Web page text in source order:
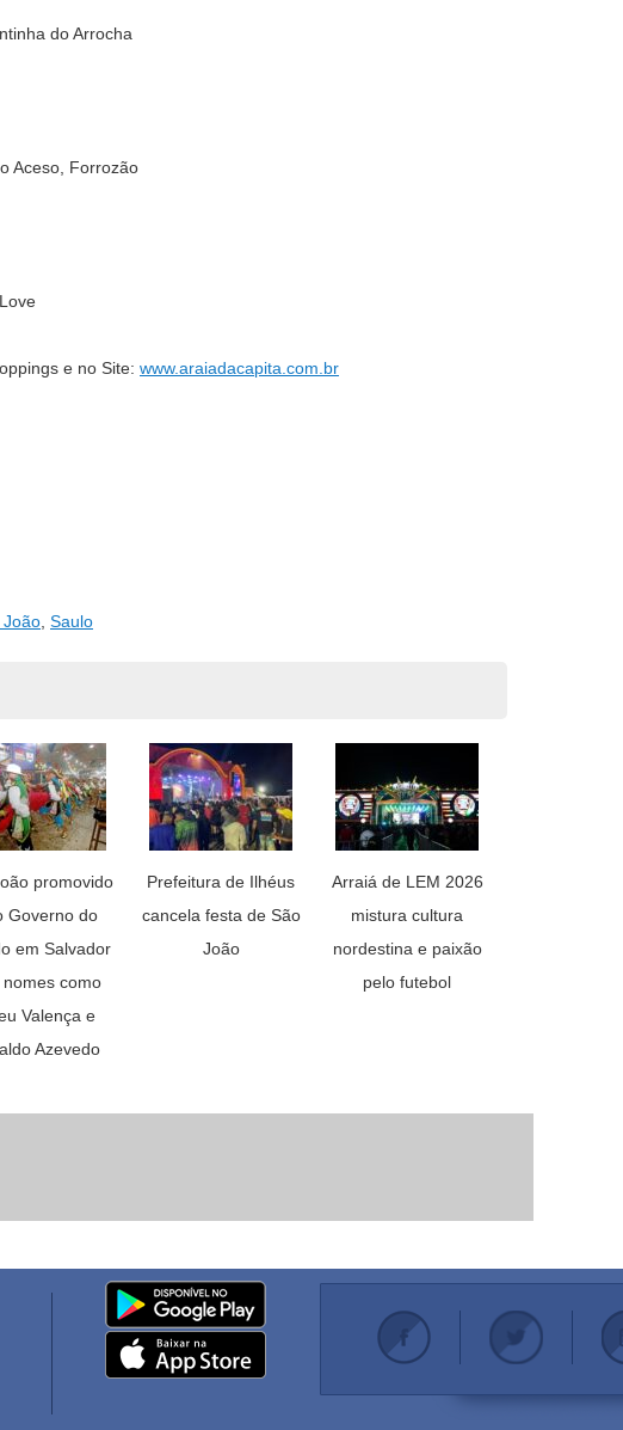
do Arrocha
Aceso, Forrozão
e no Site: www.araiadacapita.com.br
João Saulo
promovido
Governo do
em Salvador
como
Valença e
Azevedo
Prefeitura de Ilhéus
cancela festa de São
João
Arraiá de LEM 2026
mistura cultura
nordestina e paixão
pelo futebol